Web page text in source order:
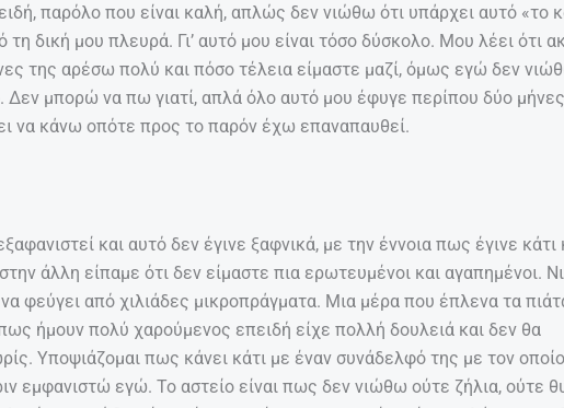
παρόλο που είναι καλή, απλώς δεν νιώθω ότι υπάρχει αυτό «το
τη δική μου πλευρά. Γι’ αυτό μου είναι τόσο δύσκολο. Μου λέει ότι
της αρέσω πολύ και πόσο τέλεια είμαστε μαζί, όμως εγώ δεν
Δεν μπορώ να πω γιατί, απλά όλο αυτό μου έφυγε περίπου δύο
να κάνω οπότε προς το παρόν έχω επαναπαυθεί.
και αυτό δεν έγινε ξαφνικά, με την έννοια πως έγινε κάτι
άλλη είπαμε ότι δεν είμαστε πια ερωτευμένοι και αγαπημένοι.
φεύγει από χιλιάδες μικροπράγματα. Μια μέρα που έπλενα τα
ήμουν πολύ χαρούμενος επειδή είχε πολλή δουλειά και δεν θα
Υποψιάζομαι πως κάνει κάτι με έναν συνάδελφό της με τον
εμφανιστώ εγώ. Το αστείο είναι πως δεν νιώθω ούτε ζήλια, ούτε